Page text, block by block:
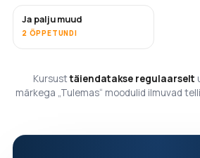
TULEMAS
Ja palju muud
2 ÕPPETUNDI
Kursusttäiendatakse regulaarselt
märkega „Tulemas“ moodulid ilmuvad